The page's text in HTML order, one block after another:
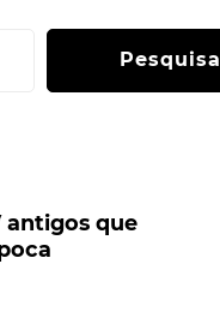
antigos que